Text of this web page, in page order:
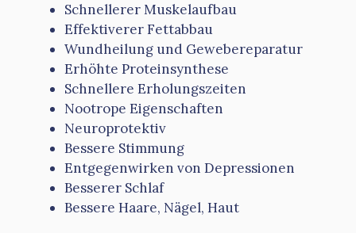
Schnellerer Muskelaufbau
Effektiverer Fettabbau
Wundheilung und Gewebereparatur
Erhöhte Proteinsynthese
Schnellere Erholungszeiten
Nootrope Eigenschaften
Neuroprotektiv
Bessere Stimmung
Entgegenwirken von Depressionen
Besserer Schlaf
Bessere Haare, Nägel, Haut